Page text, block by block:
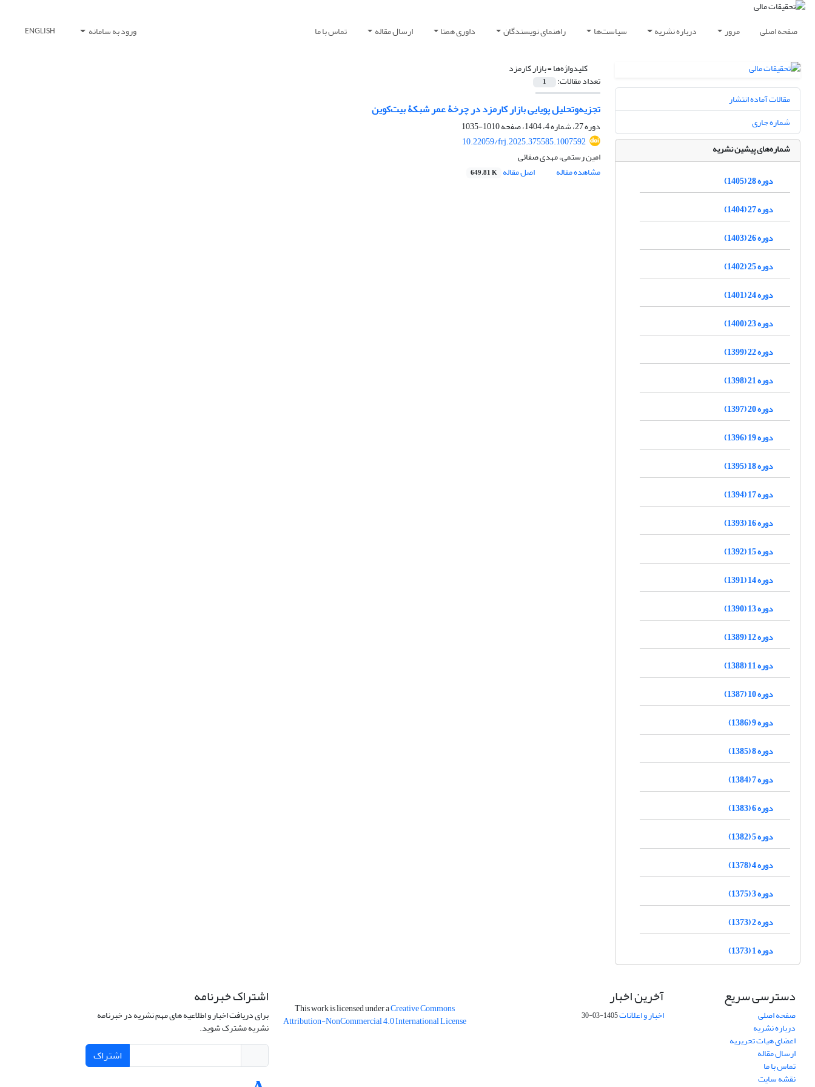
صفحه اصلی مرور درباره نشریه سیاست‌ها راهنمای نویسندگان داوری همتا ارسال مقاله تماس با ما ورود به سامانه ENGLISH
کلیدواژه‌ها =بازار کارمزد
تعداد مقالات: 1
تجزیه‌‌و‌تحلیل پویایی بازار کارمزد در چرخۀ عمر شبکۀ بیت‌‌کوین
دوره 27، شماره 4، 1404، صفحه
1010-1035
10.22059/frj.2025.375585.1007592
امین رستمی، مهدی صفائی
مشاهده مقاله
اصل مقاله 649.81 K
مقالات آماده انتشار
شماره جاری
شماره‌های پیشین نشریه
دوره 28 (1405)
دوره 27 (1404)
دوره 26 (1403)
دوره 25 (1402)
دوره 24 (1401)
دوره 23 (1400)
دوره 22 (1399)
دوره 21 (1398)
دوره 20 (1397)
دوره 19 (1396)
دوره 18 (1395)
دوره 17 (1394)
دوره 16 (1393)
دوره 15 (1392)
دوره 14 (1391)
دوره 13 (1390)
دوره 12 (1389)
دوره 11 (1388)
دوره 10 (1387)
دوره 9 (1386)
دوره 8 (1385)
دوره 7 (1384)
دوره 6 (1383)
دوره 5 (1382)
دوره 4 (1378)
دوره 3 (1375)
دوره 2 (1373)
دوره 1 (1373)
دسترسی سریع
صفحه اصلی
درباره نشریه
اعضای هیات تحریریه
ارسال مقاله
تماس با ما
نقشه سایت
آخرین اخبار
اخبار و اعلانات1405-03-30
This work is licensed under aCreative Commons
Attribution-NonCommercial 4.0 International License
اشتراک خبرنامه
برای دریافت اخبار و اطلاعیه های مهم نشریه در خبرنامه
نشریه مشترک شوید.
اشتراک